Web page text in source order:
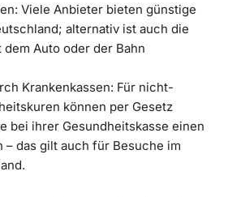
Viele Anbieter bieten günstige
alternativ ist auch die
Auto oder der Bahn
Krankenkassen: Für nicht-
können per Gesetz
bei ihrer Gesundheitskasse einen
– das gilt auch für Besuche im